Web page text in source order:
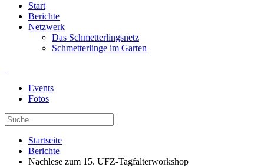
Start
Berichte
Netzwerk
Das Schmetterlingsnetz
Schmetterlinge im Garten
Events
Fotos
Startseite
Berichte
Nachlese zum 15. UFZ-Tagfalterworkshop